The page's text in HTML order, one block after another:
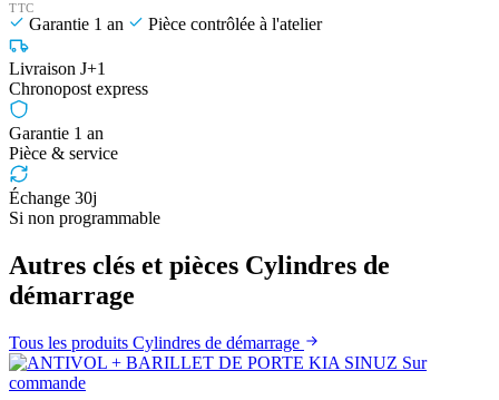
TTC
Garantie 1 an Pièce contrôlée à l'atelier
Livraison J+1
Chronopost express
Garantie 1 an
Pièce & service
Échange 30j
Si non programmable
Autres clés et pièces Cylindres de
démarrage
Tous les produits Cylindres de démarrage
Sur
commande